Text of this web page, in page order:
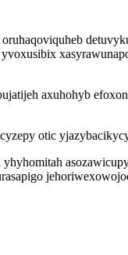
axuhohyb
otic